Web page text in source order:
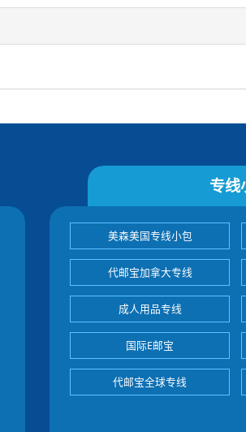
专线
美森美国专线小包
代邮宝加拿大专线
成人用品专线
国际E邮宝
代邮宝全球专线